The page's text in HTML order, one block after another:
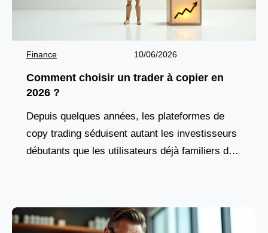
Finance 10/06/2026
Comment choisir un trader à copier en
2026 ?
Depuis quelques années, les plateformes de
copy trading séduisent autant les investisseurs
débutants que les utilisateurs déjà familiers des